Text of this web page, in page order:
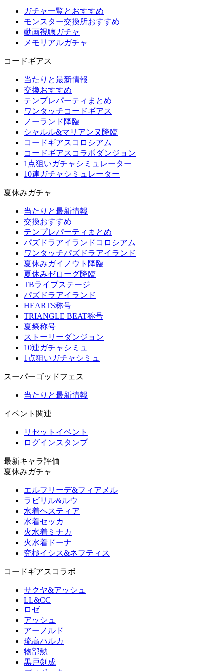
ガチャ一覧とおすすめ
モンスター交換所おすすめ
動画視聴ガチャ
メモリアルガチャ
コードギアス
当たりと最新情報
交換おすすめ
テンプレパーティまとめ
ワンタッチコードギアス
ノーランド降臨
シャルル&マリアンヌ降臨
コードギアスコロシアム
コードギアスコラボダンジョン
1点狙いガチャシミュレーター
10連ガチャシミュレーター
夏休みガチャ
当たりと最新情報
交換おすすめ
テンプレパーティまとめ
パズドラアイランドコロシアム
ワンタッチパズドラアイランド
夏休みガイノウト降臨
夏休みゼローグ降臨
TBライブステージ
パズドラアイランド
HEARTS称号
TRIANGLE BEAT称号
夏祭称号
ストーリーダンジョン
10連ガチャシミュ
1点狙いガチャシミュ
スーパーゴッドフェス
当たりと最新情報
イベント関連
リセットイベント
ログインスタンプ
最新キャラ評価
夏休みガチャ
エルフリーデ&フィアメル
ラビリル&ルウ
水着ヘスティア
水着セッカ
火水着ミナカ
火水着ドーナ
究極イシス&ネフティス
コードギアスコラボ
サクヤ&アッシュ
LL&CC
ロゼ
アッシュ
アーノルド
琉高ハルカ
物部勲
黒戸剣成